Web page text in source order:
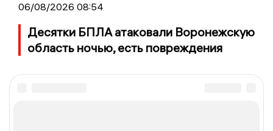
06/08/2026 08:54
Десятки БПЛА атаковали Воронежскую
область ночью, есть повреждения